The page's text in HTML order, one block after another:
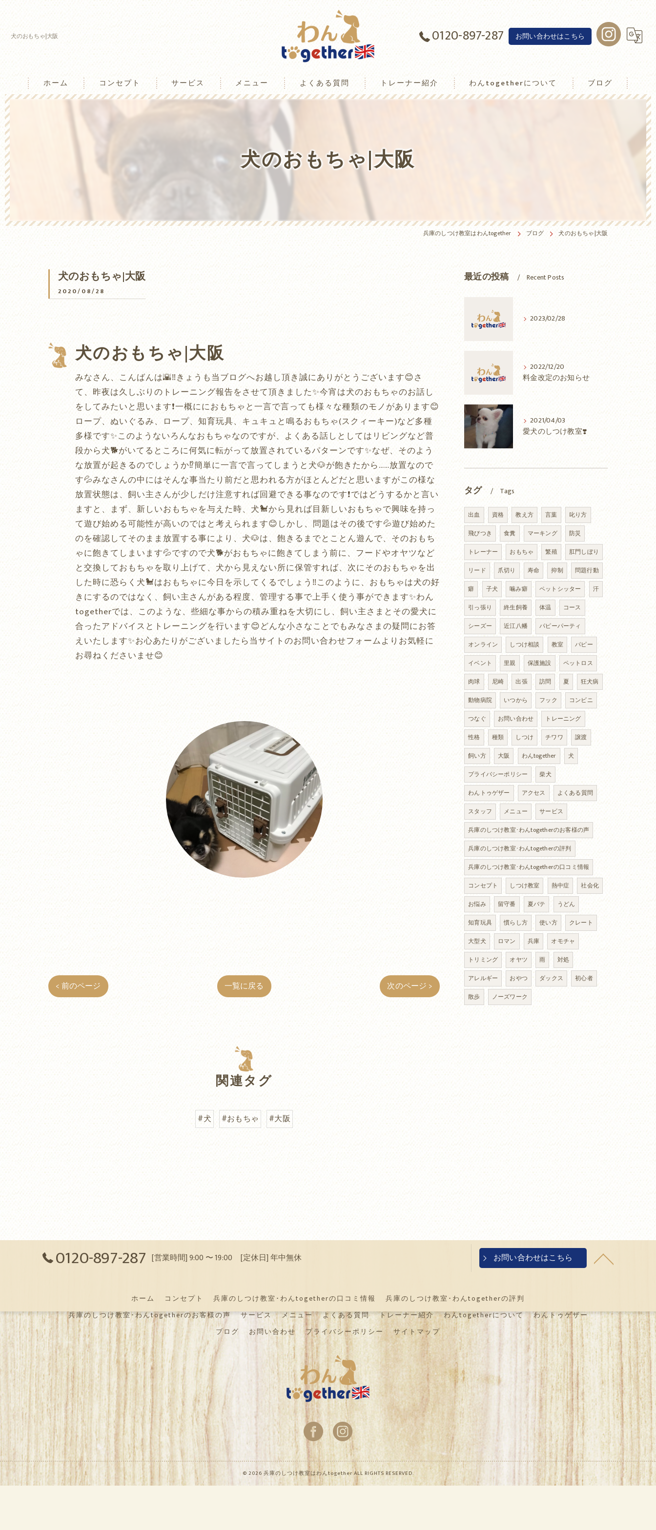
犬のおもちゃ|大阪 0120-897-287 お問い合わせはこちら
ホーム コンセプト
兵庫のしつけ教室･わんtogetherの口コミ情報
兵庫のしつけ教室･わんtogetherのお客様の声
サービス メニュー よくある質問 トレーナー紹介 わんtogetherについて ブログ
犬のおもちゃ|大阪
兵庫のしつけ教室はわんtogether ブログ 犬のおもちゃ|大阪
犬のおもちゃ|大阪
2020/08/28
みなさん、こんばんは🌇‼️きょうも当ブログへお越し頂き誠にありがとうございます😊さ
て、昨夜は久しぶりのトレーニング報告をさせて頂きました✨今宵は犬のおもちゃのお話し
をしてみたいと思います❗️一概ににおもちゃと一言で言っても様々な種類のモノがあります😊
ロープ、ぬいぐるみ、ロープ、知育玩具、キュキュと鳴るおもちゃ(スクィーキー)など多種
多様です✨このようないろんなおもちゃなのですが、よくある話しとしてはリビングなど普
段から犬🐕がいてるところに何気に転がって放置されているパターンです✨なぜ、そのよう
な放置が起きるのでしょうか⁉️簡単に一言で言ってしまうと犬🐶が飽きたから……放置なので
す💦みなさんの中にはそんな事当たり前だと思われる方がほとんどだと思いますがこの様な
放置状態は、飼い主さんが少しだけ注意すれば回避できる事なのです❗️ではどうするかと言い
ますと、まず、新しいおもちゃを与えた時、犬🐩から見れば目新しいおもちゃで興味を持っ
て遊び始める可能性が高いのではと考えられます😊しかし、問題はその後です💦遊び始めた
のを確認してそのまま放置する事により、犬🐶は、飽きるまでとことん遊んで、そのおもち
ゃに飽きてしまいます💦ですので犬🐕がおもちゃに飽きてしまう前に、フードやオヤツなど
と交換しておもちゃを取り上げて、犬から見えない所に保管すれば、次にそのおもちゃを出
した時に恐らく犬🐩はおもちゃに今日を示してくるでしょう‼️このように、おもちゃは犬の好
きにするのではなく、飼い主さんがある程度、管理する事で上手く使う事ができます✨わん
togetherでは、このような、些細な事からの積み重ねを大切にし、飼い主さまとその愛犬に
合ったアドバイスとトレーニングを行います😊どんな小さなことでもみなさまの疑問にお答
えいたします✨お心あたりがございましたら当サイトのお問い合わせフォームよりお気軽に
お尋ねくださいませ😊
犬のおもちゃ|大阪
< 前のページ 一覧に戻る 次のページ >
関連タグ
#犬 #おもちゃ #大阪
最近の投稿 Recent Posts
2023/02/28
2022/12/20
料金改定のお知らせ
2021/04/03
愛犬のしつけ教室❣️
タグ Tags
出血 資格 教え方 言葉
叱り方
飛びつき
食糞 マーキング
防災
トレーナー
おもちゃ 繁殖
肛門しぼり
リード
爪切り 寿命 抑制
問題行動
癖
子犬 噛み癖 ペットシッター
汗
引っ張り
終生飼養 体温
コース
シーズー
近江八幡
パピーパーティ
オンライン
しつけ相談 教室
パピー
イベント
里親 保護施設
ペットロス
肉球
尼崎 出張 訪問 夏
狂犬病
動物病院
いつから フック
コンビニ
つなぐ
お問い合わせ
トレーニング
性格
種類 しつけ チワワ
譲渡
飼い方
大阪 わんtogether
犬
プライバシーポリシー
柴犬
わんトゥゲザー
アクセス
よくある質問
スタッフ
メニュー
サービス
兵庫のしつけ教室･わんtogetherのお客様の声
兵庫のしつけ教室･わんtogetherの評判
兵庫のしつけ教室･わんtogetherの口コミ情報
コンセプト
しつけ教室 熱中症
社会化
お悩み
留守番 夏バテ
うどん
知育玩具
慣らし方 使い方
クレート
大型犬
ロマン 兵庫
オモチャ
トリミング
オヤツ 雨
対処
アレルギー
おやつ ダックス
初心者
散歩
ノーズワーク
0120-897-287 [営業時間] 9:00 〜 19:00 [定休日] 年中無休 お問い合わせはこちら
ホーム コンセプト 兵庫のしつけ教室･わんtogetherの口コミ情報
兵庫のしつけ教室･わんtogetherの評判
兵庫のしつけ教室･わんtogetherのお客様の声
サービス メニュー よくある質問 トレーナー紹介 わんtogetherについて
わんトゥゲザー
ブログ
お問い合わせ プライバシーポリシー サイトマップ
© 2026 兵庫のしつけ教室はわんtogether ALL RIGHTS RESERVED.